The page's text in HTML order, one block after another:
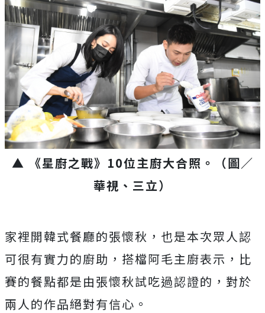
▲ 《星廚之戰》10位主廚大合照 。（圖／
華視、三立）
家裡開韓式餐廳的張懷秋，也是本次眾人認
可很有實力的廚助， 搭檔阿毛主廚表示，比
賽的餐點都是由張懷秋試吃過認證的， 對於
兩人的作品絕對有信心。